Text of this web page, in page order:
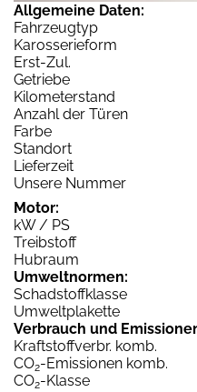
Allgemeine Daten:
Fahrzeugtyp
Karosserieform
Erst-Zul.
Getriebe
Kilometerstand
Anzahl der Türen
Farbe
Standort
Lieferzeit
Unsere Nummer
Motor:
kW / PS
Treibstoff
Hubraum
Umweltnormen:
Schadstoffklasse
Umweltplakette
Verbrauch und
Kraftstoffverbr. komb.
CO2-Emissionen komb.
CO2-Klasse